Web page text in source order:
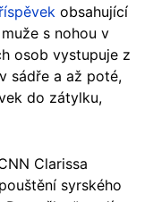
obsahující
s nohou v
osob vystupuje z
sádře a až poté,
do zátylku,
Clarissa
syrského